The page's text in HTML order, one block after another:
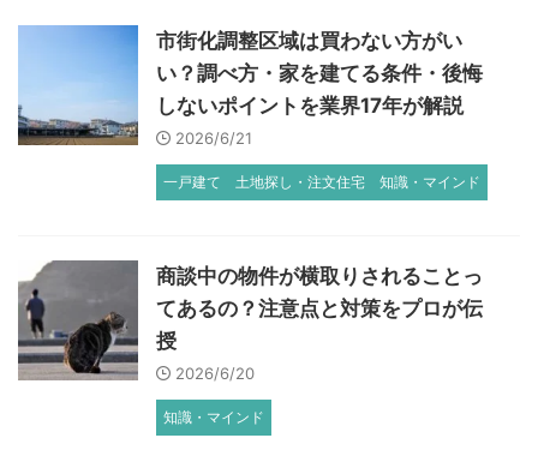
市街化調整区域は買わない方がい
い？調べ方・家を建てる条件・後悔
しないポイントを業界17年が解説
2026/6/21
一戸建て 土地探し・注文住宅 知識・マインド
商談中の物件が横取りされることっ
てあるの？注意点と対策をプロが伝
授
2026/6/20
知識・マインド